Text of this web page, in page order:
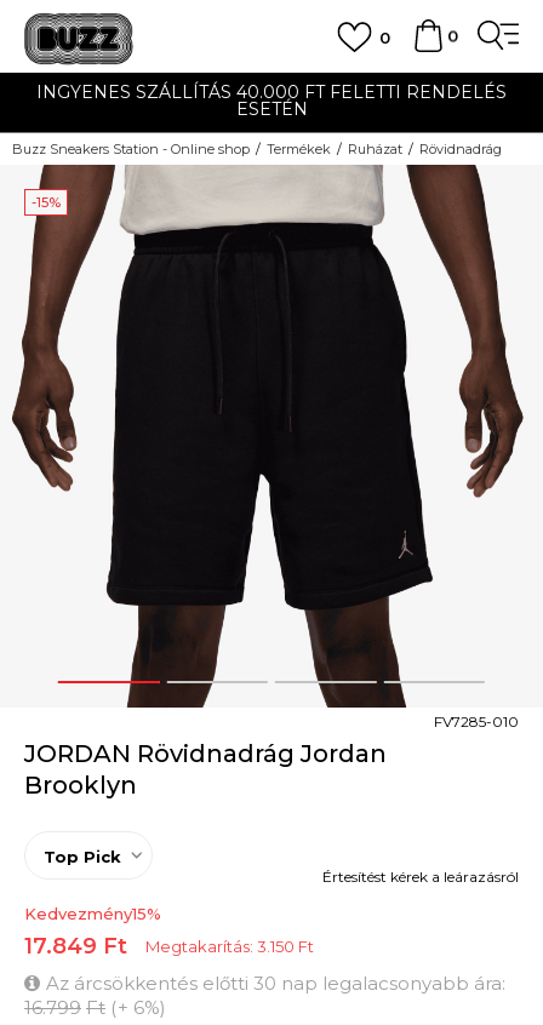
0
0
INGYENES SZÁLLÍTÁS 40.000 FT FELETTI RENDELÉS
ESETÉN
Buzz Sneakers Station - Online shop Termékek Ruházat Rövidnadrág
1 2 3 4
-15%
JORDAN Rövidnadrág Jordan
Brooklyn
FV7285-010
Top Pick
Kedvezmény15%
17.849 Ft Megtakarítás: 3.150 Ft
Az árcsökkentés előtti 30 nap legalacsonyabb ára:
16.799 Ft (+ 6%)
Értesítést kérek a leárazásról